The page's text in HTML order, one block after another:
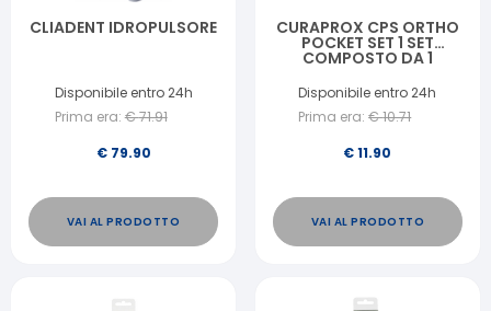
CLIADENT IDROPULSORE
Disponibile entro 24h
Prima era: €71.91
€ 79.90
VAI AL PRODOTTO
CURAPROX CPS ORTHO
POCKET SET 1 SET
COMPOSTO DA 1
451+CPS SCOVOLINI
07/14/18+1 BARRETTA
CERA ORTODONTICA
Disponibile entro 24h
Prima era: €10.71
€11.90
VAI AL PRODOTTO